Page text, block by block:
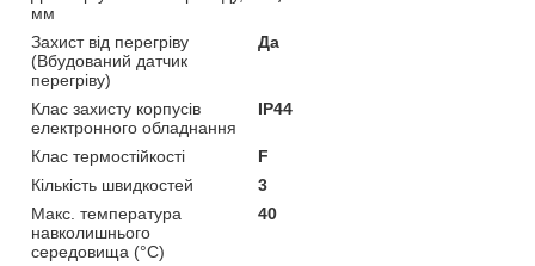
мм
Захист від перегріву
(Вбудований датчик
перегріву)
Да
Клас захисту корпусів
електронного обладнання
IP44
Клас термостійкості
F
Кількість швидкостей
3
Макс. температура
навколишнього
середовища (°C)
40